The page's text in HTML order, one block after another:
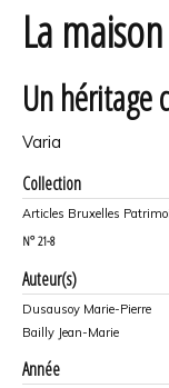
La
Un héritage
Varia
Collection
Articles Bruxelles
N° 21-8
Auteur(s)
Dusausoy Marie-Pierre
Bailly Jean-Marie
Année